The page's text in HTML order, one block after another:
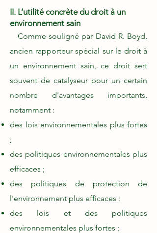
II. L’utilité concrète du droit à un
environnement sain
Comme souligné par David R. Boyd,
ancien rapporteur spécial sur le droit à
un environnement sain, ce droit sert
souvent de catalyseur pour un certain
nombre d'avantages importants,
notamment :
des lois environnementales plus fortes
;
des politiques environnementales plus
efficaces ;
des politiques de protection de
l'environnement plus efficaces :
des lois et des politiques
environnementales plus fortes ;